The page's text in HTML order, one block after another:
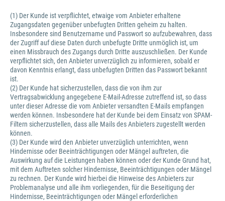
(1) Der Kunde ist verpflichtet, etwaige vom Anbieter erhaltene
Zugangsdaten gegenüber unbefugten Dritten geheim zu halten.
Insbesondere sind Benutzername und Passwort so aufzubewahren, dass
der Zugriff auf diese Daten durch unbefugte Dritte unmöglich ist, um
einen Missbrauch des Zugangs durch Dritte auszuschließen. Der Kunde
verpflichtet sich, den Anbieter unverzüglich zu informieren, sobald er
davon Kenntnis erlangt, dass unbefugten Dritten das Passwort bekannt
ist.
(2) Der Kunde hat sicherzustellen, dass die von ihm zur
Vertragsabwicklung angegebene E-Mail-Adresse zutreffend ist, so dass
unter dieser Adresse die vom Anbieter versandten E-Mails empfangen
werden können. Insbesondere hat der Kunde bei dem Einsatz von SPAM-
Filtern sicherzustellen, dass alle Mails des Anbieters zugestellt werden
können.
(3) Der Kunde wird den Anbieter unverzüglich unterrichten, wenn
Hindernisse oder Beeinträchtigungen oder Mängel auftreten, die
Auswirkung auf die Leistungen haben können oder der Kunde Grund hat,
mit dem Auftreten solcher Hindernisse, Beeinträchtigungen oder Mängel
zu rechnen. Der Kunde wird hierbei die Hinweise des Anbieters zur
Problemanalyse und alle ihm vorliegenden, für die Beseitigung der
Hindernisse, Beeinträchtigungen oder Mängel erforderlichen